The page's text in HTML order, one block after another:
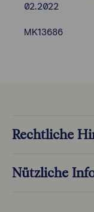
02.2022
MK13686
Rechtliche
Nützliche